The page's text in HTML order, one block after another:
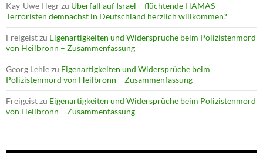
Kay-Uwe Hegrzu Überfall auf Israel – flüchtende HAMAS-
Terroristen demnächst in Deutschland herzlich willkommen?
Freigeistzu Eigenartigkeiten und Widersprüche beim Polizistenmord
von Heilbronn – Zusammenfassung
Georg Lehlezu Eigenartigkeiten und Widersprüche beim
Polizistenmord von Heilbronn – Zusammenfassung
Freigeistzu Eigenartigkeiten und Widersprüche beim Polizistenmord
von Heilbronn – Zusammenfassung